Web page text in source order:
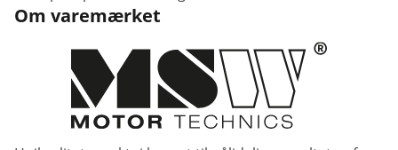
Om varemærket